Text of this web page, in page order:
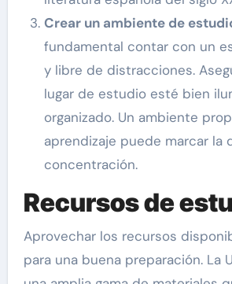
Crear un ambiente de
fundamental contar con un
y libre de distracciones.
lugar de estudio esté bien
organizado. Un ambiente
aprendizaje puede marcar la
concentración.
Recursos de
Aprovechar los recursos
para una buena preparación. La